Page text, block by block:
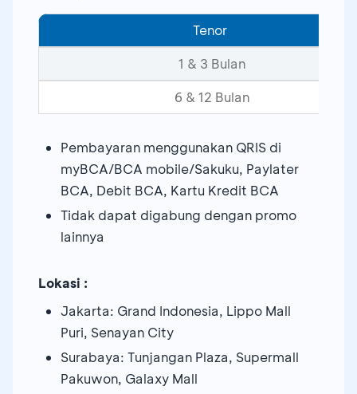
Tenor
1 & 3 Bulan
6 & 12 Bulan
Pembayaran menggunakan QRIS di
myBCA/BCA mobile/Sakuku, Paylater
BCA, Debit BCA, Kartu Kredit BCA
Tidak dapat digabung dengan promo
lainnya
Lokasi :
Jakarta: Grand Indonesia, Lippo Mall
Puri, Senayan City
Surabaya: Tunjangan Plaza, Supermall
Pakuwon, Galaxy Mall